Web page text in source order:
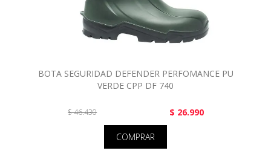
BOTA SEGURIDAD DEFENDER PERFOMANCE PU
VERDE CPP DF 740
$ 46.430 $ 26.990
COMPRAR